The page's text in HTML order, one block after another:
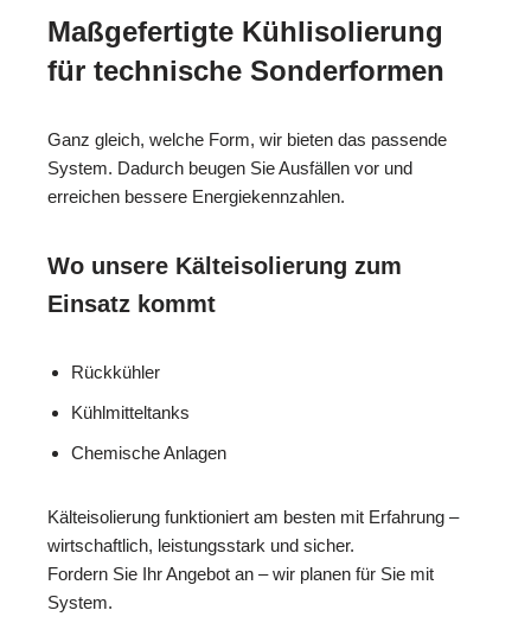
Maßgefertigte Kühlisolierung
für technische Sonderformen
Ganz gleich, welche Form, wir bieten das passende
System. Dadurch beugen Sie Ausfällen vor und
erreichen bessere Energiekennzahlen.
Wo unsere Kälteisolierung zum
Einsatz kommt
Rückkühler
Kühlmitteltanks
Chemische Anlagen
Kälteisolierung funktioniert am besten mit Erfahrung –
wirtschaftlich, leistungsstark und sicher.
Fordern Sie Ihr Angebot an – wir planen für Sie mit
System.